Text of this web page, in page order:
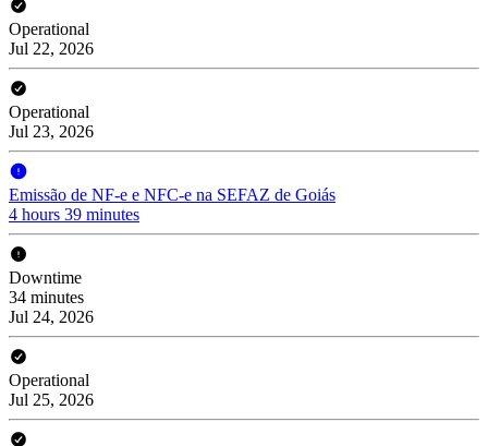
Operational
Jul 22, 2026
Operational
Jul 23, 2026
Emissão de NF-e e NFC-e na SEFAZ de Goiás
4 hours 39 minutes
Downtime
34 minutes
Jul 24, 2026
Operational
Jul 25, 2026